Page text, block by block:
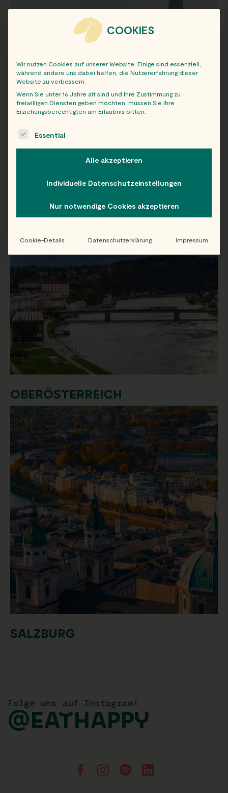
WIEN
Folge uns auf Instagram!
COOKIES
Wir nutzen Cookies auf unserer Website. Einige sind essenziell,
während andere uns dabei helfen, die Nutzererfahrung dieser
Website zu verbessern.
Wenn Sie unter 16 Jahre alt sind und Ihre Zustimmung zu
freiwilligen Diensten geben möchten, müssen Sie Ihre
Erziehungsberechtigten um Erlaubnis bitten.
The following is a list of service groups for which consent
Essential
Alle akzeptieren
Individuelle Datenschutzeinstellungen
Nur notwendige Cookies akzeptieren
Cookie-Details Datenschutzerklärung Impressum